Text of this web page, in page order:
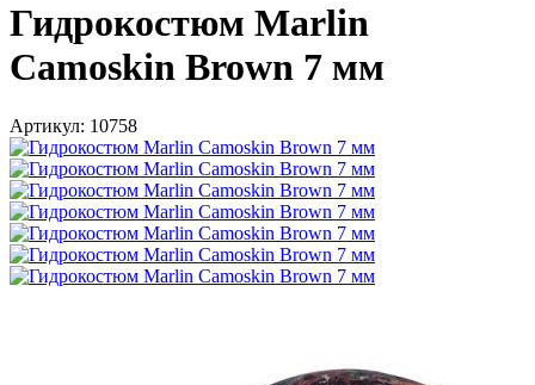
Гидрокостюм Marlin
Camoskin Brown 7 мм
Артикул: 10758